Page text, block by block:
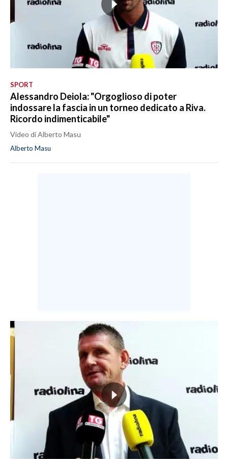
SPORT
Alessandro Deiola: "Orgoglioso di poter
indossare la fascia in un torneo dedicato a Riva.
Ricordo indimenticabile"
Video di Alberto Masu
Alberto Masu